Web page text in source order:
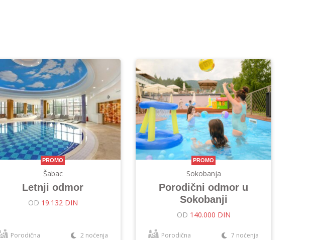
PROMO
Šabac
Letnji odmor
OD 19.132 DIN
Porodična 2 noćenja
PROMO
Sokobanja
Porodični odmor u
Sokobanji
OD 140.000 DIN
Porodična 7 noćenja